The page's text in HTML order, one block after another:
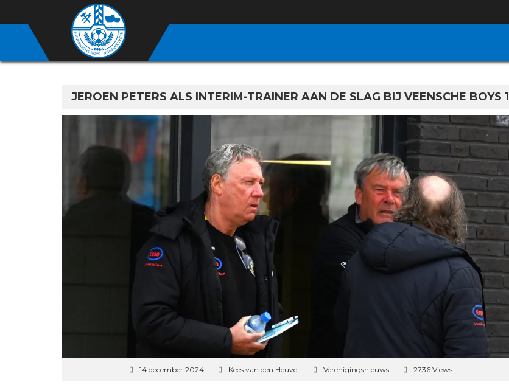
JEROEN PETERS ALS INTERIM-TRAINER AAN DE SLAG BIJ VEENSCHE BOYS 1
14 december 2024 Kees van den Heuvel Verenigingsnieuws 2736 Views